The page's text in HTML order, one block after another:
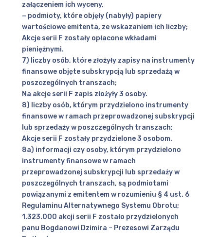
załączeniem ich wyceny,
− podmioty, które objęły (nabyły) papiery
wartościowe emitenta, ze wskazaniem ich liczby;
Akcje serii F zostały opłacone wkładami
pieniężnymi.
7) liczby osób, które złożyły zapisy na instrumenty
finansowe objęte subskrypcją lub sprzedażą w
poszczególnych transzach;
Na akcje serii F zapis złożyły 3 osoby.
8) liczby osób, którym przydzielono instrumenty
finansowe w ramach przeprowadzonej subskrypcji
lub sprzedaży w poszczególnych transzach;
Akcje serii F zostały przydzielone 3 osobom.
8a) informacji czy osoby, którym przydzielono
instrumenty finansowe w ramach
przeprowadzonej subskrypcji lub sprzedaży w
poszczególnych transzach, są podmiotami
powiązanymi z emitentem w rozumieniu § 4 ust. 6
Regulaminu Alternatywnego Systemu Obrotu;
1.323.000 akcji serii F zostało przydzielonych
panu Bogdanowi Dzimira – Prezesowi Zarządu